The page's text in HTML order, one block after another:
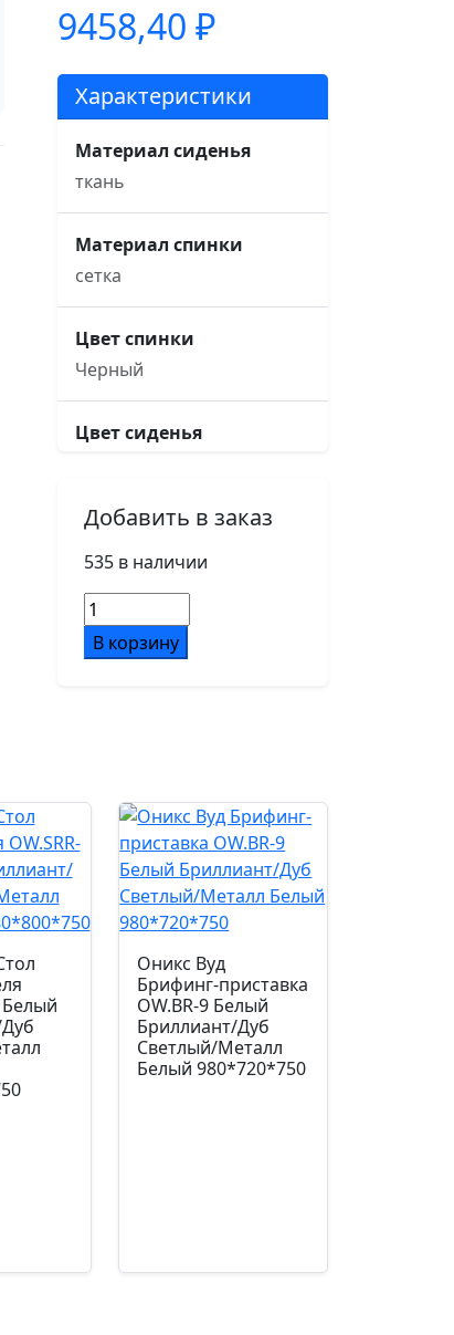
9458,40 ₽
Характеристики
Материал сиденья
ткань
Материал спинки
сетка
Цвет спинки
Черный
Цвет сиденья
Основание кресла
пятилучье, d640,
хромированное
d50/PU
Механизм
топ-ган 19
Газпатрон мм.
Страна производства
сетка/ткань
Добавить в заказ
535 в наличии
Количество
товара
Оникс
Денвер
Светлый/
Светлый/
Металл
980*720*750
В корзину
Белый
Оникс Вуд
Брифинг-приставка
OW.BR-9 Белый
Бриллиант/Дуб
Светлый/Металл
Белый 980*720*750
Артикул: УЧ-00000179